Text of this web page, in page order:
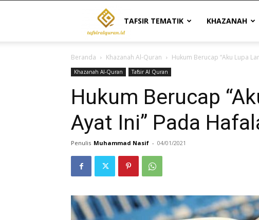
Tafsir
Al
Quran
|
TAFSIR TEMATIK KHAZANAH
Beranda Khazanah Al-Quran Hukum Berucap “Aku Lupa
Khazanah Al-Quran Tafsir Al Quran
Hukum Berucap
Ayat Ini” Pada
Penulis Muhammad Nasif - 04/01/2021